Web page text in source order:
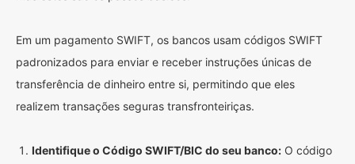
Em um pagamento SWIFT, os bancos usam códigos SWIFT
padronizados para enviar e receber instruções únicas de
transferência de dinheiro entre si, permitindo que eles
realizem transações seguras transfronteiriças.
Identifique o Código SWIFT/BIC do seu banco: O código